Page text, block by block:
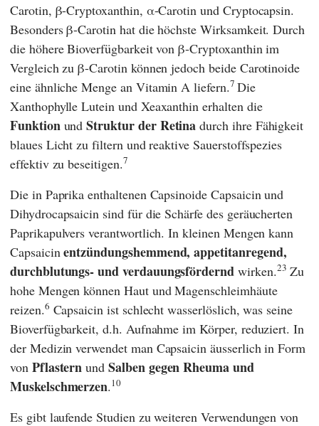
Carotin, β-Cryptoxanthin, α-Carotin und Cryptocapsin.
Besonders β-Carotin hat die höchste Wirksamkeit. Durch
die höhere Bioverfügbarkeit von β-Cryptoxanthin im
Vergleich zu β-Carotin können jedoch beide Carotinoide
eine ähnliche Menge an Vitamin A liefern.7 Die
Xanthophylle Lutein und Xeaxanthin erhalten die
Funktion undStruktur der Retina durch ihre Fähigkeit
blaues Licht zu filtern und reaktive Sauerstoffspezies
effektiv zu beseitigen.7
Die in Paprika enthaltenen Capsinoide Capsaicin und
Dihydrocapsaicin sind für die Schärfe des geräucherten
Paprikapulvers verantwortlich. In kleinen Mengen kann
Capsaicinentzündungshemmend, appetitanregend,
durchblutungs- und verdauungsfördernd wirken.23 Zu
hohe Mengen können Haut und Magenschleimhäute
reizen.6 Capsaicin ist schlecht wasserlöslich, was seine
Bioverfügbarkeit, d.h. Aufnahme im Körper, reduziert. In
der Medizin verwendet man Capsaicin äusserlich in Form
von PflasternundSalben gegen Rheuma und
Muskelschmerzen.10
Es gibt laufende Studien zu weiteren Verwendungen von